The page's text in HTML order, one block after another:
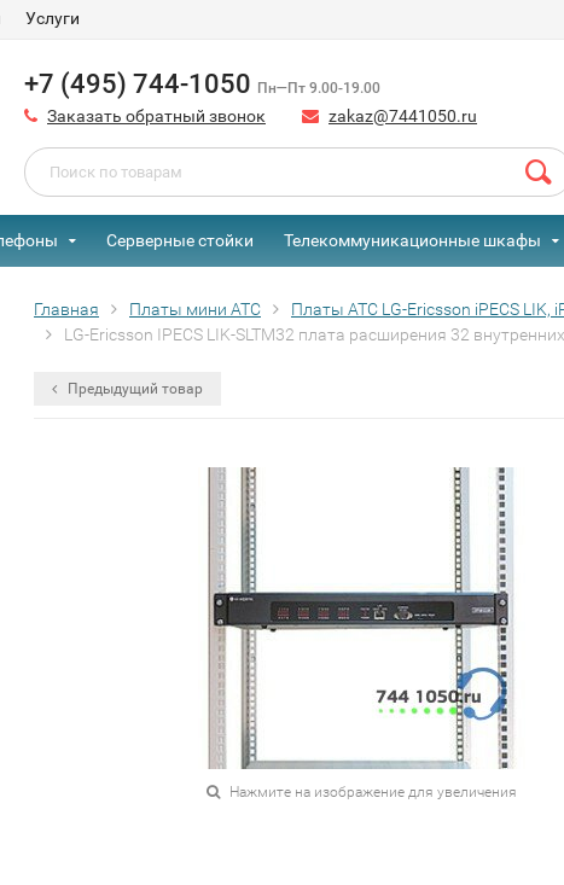
Услуги
+7 (495) 744-1050 Пн—Пт 9.00-19.00
Заказать обратный звонок zakaz@7441050.ru
Серверные стойки Телекоммуникационные шкафы
Главная Платы мини АТС
Платы АТС LG-Ericsson iPECS LIK,
LG-Ericsson IPECS LIK-SLTM32 плата расширения 32
Предыдущий товар
Нажмите на изображение для увеличения